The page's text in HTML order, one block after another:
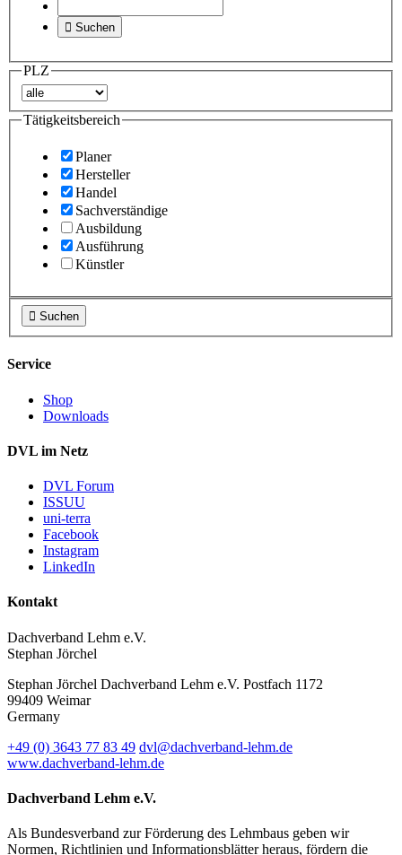
 Suchen
PLZ
Tätigkeitsbereich
Planer
Hersteller
Handel
Sachverständige
Ausbildung
Ausführung
Künstler
 Suchen
Service
Shop
Downloads
DVL im Netz
DVL Forum
ISSUU
uni-terra
Facebook
Instagram
LinkedIn
Kontakt
Dachverband Lehm e.V.
Stephan Jörchel
Stephan Jörchel Dachverband Lehm e.V. Postfach 1172
99409 Weimar
Germany
+49 (0) 3643 77 83 49 dvl@dachverband-lehm.de
www.dachverband-lehm.de
Dachverband Lehm e.V.
Als Bundesverband zur Förderung des Lehmbaus geben wir
Normen, Richtlinien und Informationsblätter heraus, fördern die